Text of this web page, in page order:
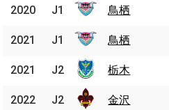
2020 鳥栖
2021 鳥栖
2021 栃木
2022 金沢
2020 J1 鳥栖
2021 J1 鳥栖
2021 J2 栃木
2022 J2 金沢